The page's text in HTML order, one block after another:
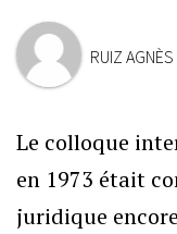
RUIZ AGNÈS
Le colloque
en 1973 était
juridique